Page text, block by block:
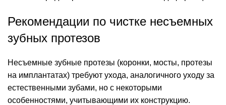
Рекомендации по чистке несъемных
зубных протезов
Несъемные зубные протезы (коронки, мосты, протезы
на имплантатах) требуют ухода, аналогичного уходу за
естественными зубами, но с некоторыми
особенностями, учитывающими их конструкцию.